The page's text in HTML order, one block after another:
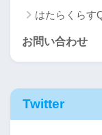
はたらくらす
お問い合わせ
Twitter